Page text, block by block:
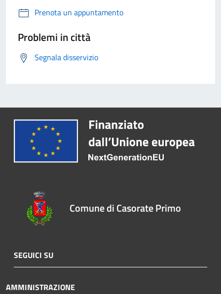
Prenota un appuntamento
Problemi in città
Segnala disservizio
Comune di Casorate Primo
SEGUICI SU
AMMINISTRAZIONE